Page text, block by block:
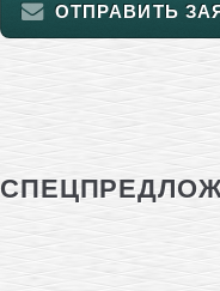
ОТПРАВИТЬ